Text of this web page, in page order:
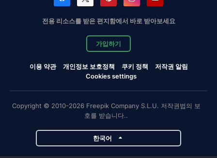
전용 리소스를 받은 편지함에서 바로 받아보세요
가입하기
이용 약관 개인정보 보호정책 쿠키 정책
저작권 알림
Cookies settings
Copyright © 2010-2026 Freepik Company S.L.U. 저작권법의 보
호를 받습니다..
한국어